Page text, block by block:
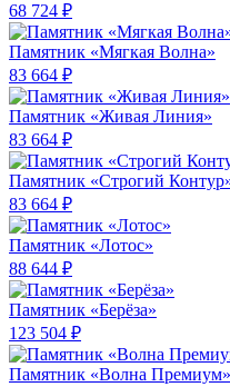
68 724 ₽
Памятник «Мягкая Волна»
83 664 ₽
Памятник «Живая Линия»
83 664 ₽
Памятник «Строгий
83 664 ₽
Памятник «Лотос»
88 644 ₽
Памятник «Берёза»
123 504 ₽
Памятник «Волна Премиум»